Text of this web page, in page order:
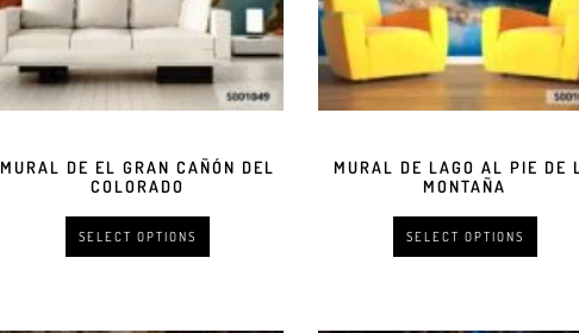
MURAL DE EL GRAN CAÑÓN DEL
COLORADO
SELECT OPTIONS
MURAL DE LAGO AL PIE DE
MONTAÑA
SELECT OPTIONS